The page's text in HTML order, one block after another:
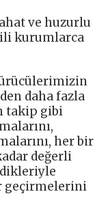
ve huzurlu
kurumlarca
daha fazla
takip gibi
her bir
değerli
geçirmelerini